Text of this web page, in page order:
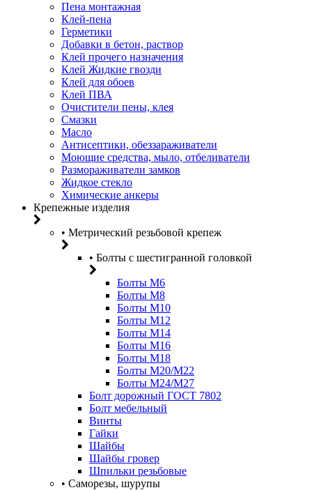
Пена монтажная
Клей-пена
Герметики
Добавки в бетон, раствор
Клей прочего назначения
Клей Жидкие гвозди
Клей для обоев
Клей ПВА
Очистители пены, клея
Смазки
Масло
Антисептики, обеззараживатели
Моющие средства, мыло, отбеливатели
Размораживатели замков
Жидкое стекло
Химические анкеры
Крепежные изделия
• Метрический резьбовой крепеж
• Болты с шестигранной головкой
Болты М6
Болты М8
Болты М10
Болты М12
Болты М14
Болты М16
Болты М18
Болты М20/M22
Болты М24/М27
Болт дорожный ГОСТ 7802
Болт мебельный
Винты
Гайки
Шайбы
Шайбы гровер
Шпильки резьбовые
• Саморезы, шурупы